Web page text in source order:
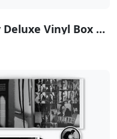
Meteora (20th Anniversary Deluxe Vinyl Box Set)